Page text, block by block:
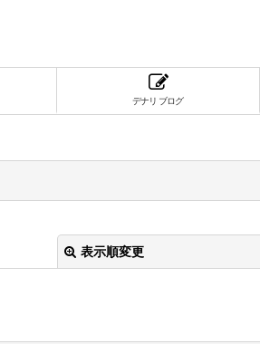
デナリ ブログ
表示順変更